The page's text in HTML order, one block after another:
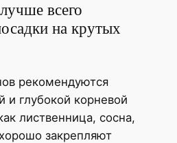
всего
на крутых
рекомендуются
и глубокой корневой
лиственница, сосна,
закрепляют